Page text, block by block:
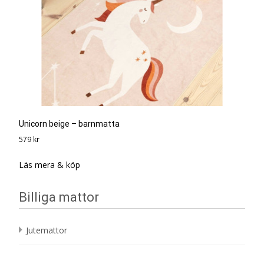
Unicorn beige – barnmatta
579 kr
Läs mera & köp
Billiga mattor
Jutemattor